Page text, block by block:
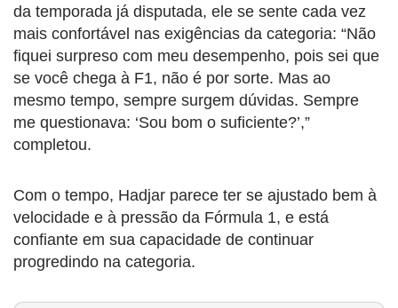
da temporada já disputada, ele se sente cada vez
mais confortável nas exigências da categoria: “Não
fiquei surpreso com meu desempenho, pois sei que
se você chega à F1, não é por sorte. Mas ao
mesmo tempo, sempre surgem dúvidas. Sempre
me questionava: ‘Sou bom o suficiente?’,”
completou.
Com o tempo, Hadjar parece ter se ajustado bem à
velocidade e à pressão da Fórmula 1, e está
confiante em sua capacidade de continuar
progredindo na categoria.